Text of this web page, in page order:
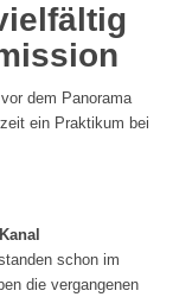
schon im
die vergangenen